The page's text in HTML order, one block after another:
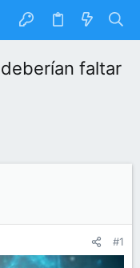
faltar
#1